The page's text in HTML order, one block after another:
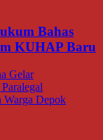
Bahas
KUHAP Baru